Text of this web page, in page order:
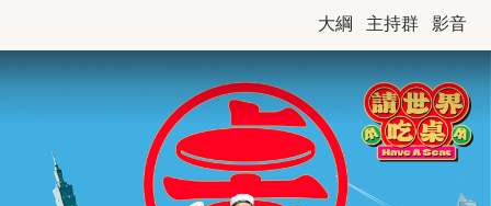
大綱 主持群 影音